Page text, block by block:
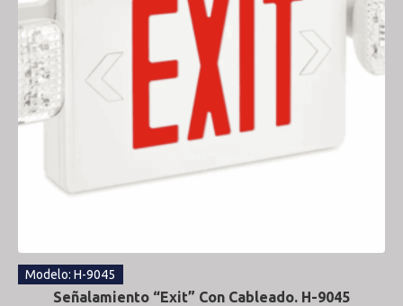
Modelo: H-9045
Señalamiento “Exit” Con Cableado. H-9045